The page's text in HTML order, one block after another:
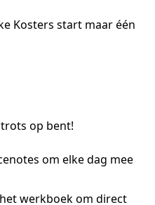
Kosters start maar één
op bent!
om elke dag mee
werkboek om direct